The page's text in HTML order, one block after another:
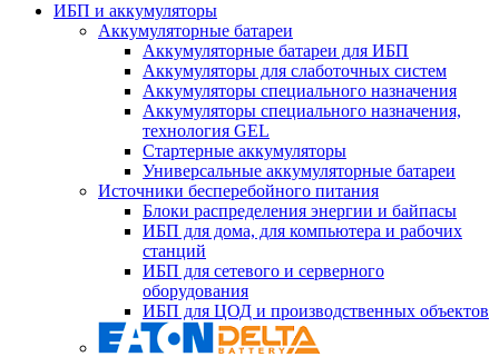
ИБП и аккумуляторы
Аккумуляторные батареи
Аккумуляторные батареи для ИБП
Аккумуляторы для слаботочных систем
Аккумуляторы специального назначения
Аккумуляторы специального назначения,
технология GEL
Стартерные аккумуляторы
Универсальные аккумуляторные батареи
Источники бесперебойного питания
Блоки распределения энергии и байпасы
ИБП для дома, для компьютера и рабочих
станций
ИБП для сетевого и серверного
оборудования
ИБП для ЦОД и производственных объектов